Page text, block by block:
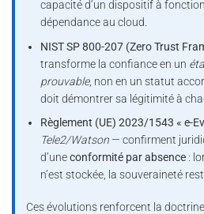
capacité d’un dispositif à
dépendance au cloud.
NIST SP 800-207 (Zero Trust
transforme la confiance en un
prouvable, non en un statut
doit démontrer sa légitimité à
Règlement (UE) 2023/1543 « e-
Tele2/Watson — confirment
d’uneconformité par absence :
n’est stockée, la souveraineté
Ces évolutions renforcent la